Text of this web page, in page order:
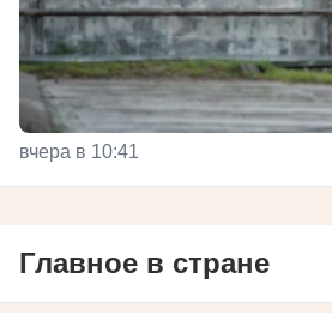
вчера в 10:41
Главное в стране